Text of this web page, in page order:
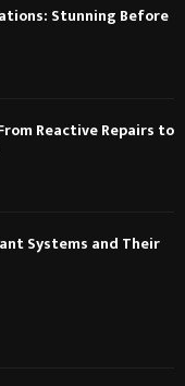
Stunning Before
Reactive Repairs to
Systems and Their